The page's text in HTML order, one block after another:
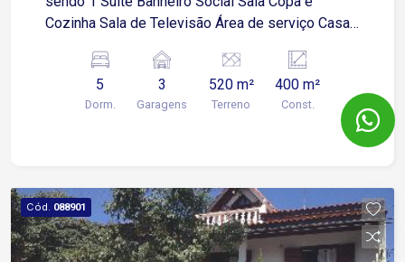
Cozinha Sala de Televisão Área de serviço Casa
Área de Serviço Garagem para 3 Carros
5
Dorm.
3
Garagens
520 m²
Terreno
400 m²
Const.
Cód. 088901